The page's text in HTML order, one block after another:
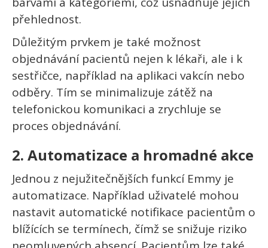
přehlednost.
Důležitým prvkem je také možnost
objednávání pacientů nejen k lékaři, ale i k
sestřičce, například na aplikaci vakcín nebo
odběry. Tím se minimalizuje zátěž na
telefonickou komunikaci a zrychluje se
proces objednávání.
2. Automatizace a hromadné akce
Jednou z nejužitečnějších funkcí Emmy je
automatizace. Například uživatelé mohou
nastavit automatické notifikace pacientům o
blížících se termínech, čímž se snižuje riziko